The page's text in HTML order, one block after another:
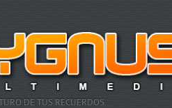
DE TUS RECUERDOS…